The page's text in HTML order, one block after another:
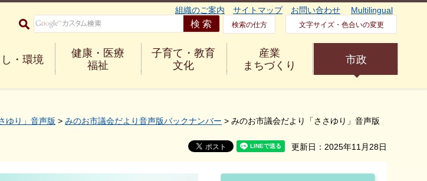
組織のご案内 サイトマップ お問い合わせ Multilingual
検索の仕方 文字サイズ・色合いの変更
し・環境
健康・医療
福祉
子育て・教育
文化
産業
まちづくり
市政
ゆり」音声版 > みのお市議会だより音声版バックナンバー > みのお市議会だより「ささゆり」音声版
更新日：2025年11月28日